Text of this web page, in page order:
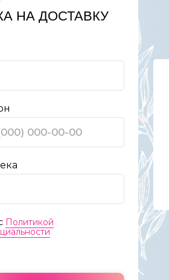
Политикой
НА ДОСТАВКУ